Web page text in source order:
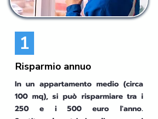
1
Risparmio annuo
In un appartamento medio (circa
100 mq), si può risparmiare tra i
250 e i 500 euro l'anno.